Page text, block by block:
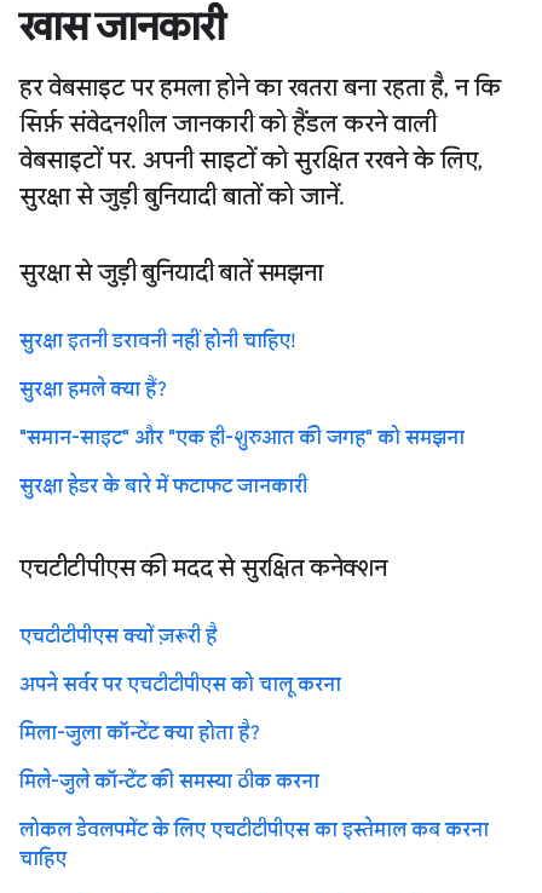
खास जानकारी
हर वेबसाइट पर हमला होने का खतरा बना रहता है, न कि
सिर्फ़ संवेदनशील जानकारी को हैंडल करने वाली
वेबसाइटों पर. अपनी साइटों को सुरक्षित रखने के लिए,
सुरक्षा से जुड़ी बुनियादी बातों को जानें.
सुरक्षा से जुड़ी बुनियादी बातें समझना
सुरक्षा इतनी डरावनी नहीं होनी चाहिए!
सुरक्षा हमले क्या हैं?
"समान-साइट" और "एक ही-शुरुआत की जगह" को समझना
सुरक्षा हेडर के बारे में फटाफट जानकारी
एचटीटीपीएस की मदद से सुरक्षित कनेक्शन
एचटीटीपीएस क्यों ज़रूरी है
अपने सर्वर पर एचटीटीपीएस को चालू करना
मिला-जुला कॉन्टेंट क्या होता है?
मिले-जुले कॉन्टेंट की समस्या ठीक करना
लोकल डेवलपमेंट के लिए एचटीटीपीएस का इस्तेमाल कब करना
चाहिए